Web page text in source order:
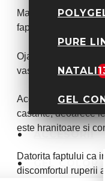
PURE
NATALI
GEL
ACCESORII
GEL COLOR
Manichiura
faptului ca poate fi
Oja
vase sau faci
Acest tip de oja nu
casante, deoarece
este hranitoare si
Datorita faptului ca
discomfortul ruperii